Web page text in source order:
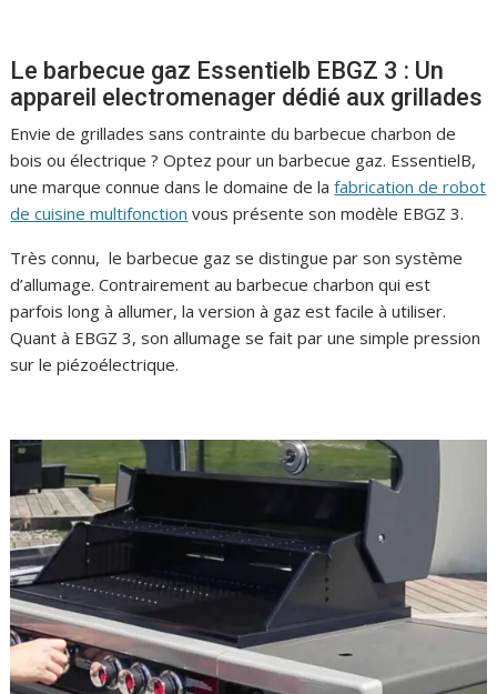
Le barbecue gaz Essentielb EBGZ 3 : Un
appareil electromenager dédié aux grillades
Envie de grillades sans contrainte du barbecue charbon de
bois ou électrique ? Optez pour un barbecue gaz. EssentielB,
une marque connue dans le domaine de lafabrication de robot
de cuisine multifonction vous présente son modèle EBGZ 3.
Très connu, le barbecue gaz se distingue par son système
d’allumage. Contrairement au barbecue charbon qui est
parfois long à allumer, la version à gaz est facile à utiliser.
Quant à EBGZ 3, son allumage se fait par une simple pression
sur le piézoélectrique.